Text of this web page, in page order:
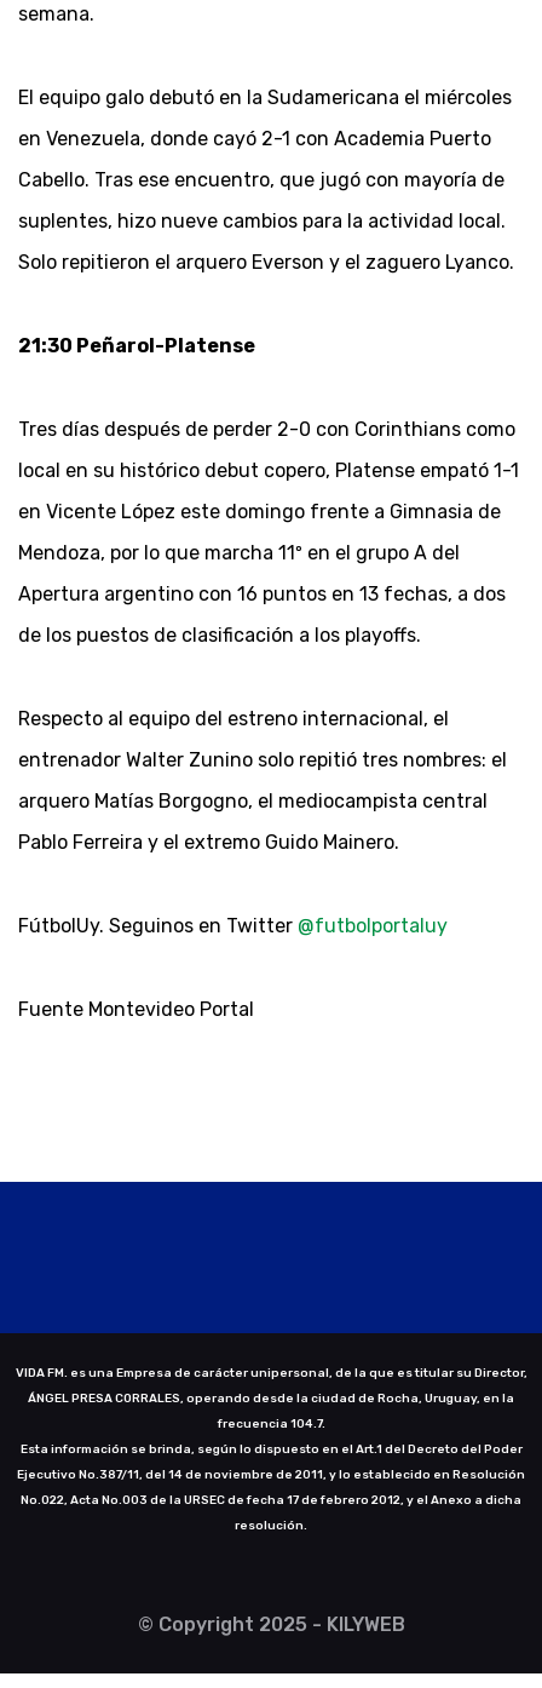
semana.
El equipo galo debutó en la Sudamericana el miércoles
en Venezuela, donde cayó 2-1 con Academia Puerto
Cabello. Tras ese encuentro, que jugó con mayoría de
suplentes, hizo nueve cambios para la actividad local.
Solo repitieron el arquero Everson y el zaguero Lyanco.
21:30 Peñarol-Platense
Tres días después de perder 2-0 con Corinthians como
local en su histórico debut copero, Platense empató 1-1
en Vicente López este domingo frente a Gimnasia de
Mendoza, por lo que marcha 11º en el grupo A del
Apertura argentino con 16 puntos en 13 fechas, a dos
de los puestos de clasificación a los playoffs.
Respecto al equipo del estreno internacional, el
entrenador Walter Zunino solo repitió tres nombres: el
arquero Matías Borgogno, el mediocampista central
Pablo Ferreira y el extremo Guido Mainero.
FútbolUy. Seguinos en Twitter @futbolportaluy
Fuente Montevideo Portal
VIDA FM. es una Empresa de carácter unipersonal, de la que es titular su Director,
ÁNGEL PRESA CORRALES, operando desde la ciudad de Rocha, Uruguay, en la
frecuencia 104.7.
Esta información se brinda, según lo dispuesto en el Art.1 del Decreto del Poder
Ejecutivo No.387/11, del 14 de noviembre de 2011, y lo establecido en Resolución
No.022, Acta No.003 de la URSEC de fecha 17 de febrero 2012, y el Anexo a dicha
resolución.
© Copyright 2025 - KILYWEB